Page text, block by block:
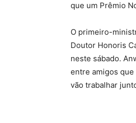
que um Prêmio
O primeiro-
Doutor Honoris
neste sábado.
entre amigos
vão trabalhar